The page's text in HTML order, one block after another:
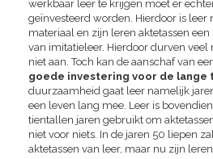
werkbaar leer te krijgen moet er
geïnvesteerd worden. Hierdoor is leer
materiaal en zijn leren aktetassen
van imitatieleer. Hierdoor durven veel
niet aan. Toch kan de aanschaf van
goede investering voor de lange
duurzaamheid gaat leer namelijk
een leven lang mee. Leer is
tientallen jaren gebruikt om
niet voor niets. In de jaren 50 liepen
aktetassen van leer, maar nu zijn